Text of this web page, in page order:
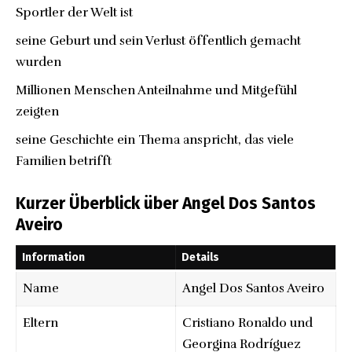
Sportler der Welt ist
seine Geburt und sein Verlust öffentlich gemacht
wurden
Millionen Menschen Anteilnahme und Mitgefühl
zeigten
seine Geschichte ein Thema anspricht, das viele
Familien betrifft
Kurzer Überblick über Angel Dos Santos
Aveiro
Information Details
Name Angel Dos Santos Aveiro
Eltern
Cristiano Ronaldo und
Georgina Rodríguez